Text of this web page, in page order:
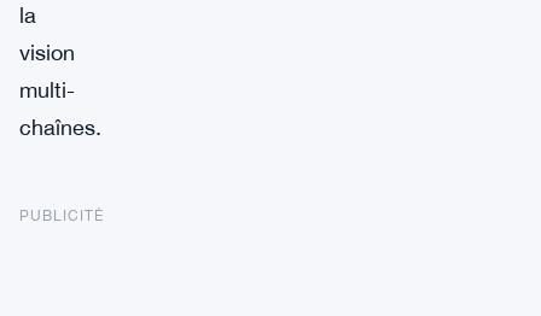
la
vision
multi-
chaînes.
PUBLICITÉ